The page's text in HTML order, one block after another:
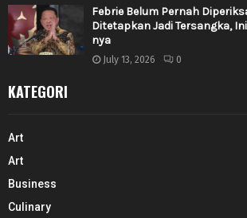
Febrie Belum Pernah
Ditetapkan Jadi Tersangka,
nya
July 13, 2026 0
KATEGORI
Art
Art
Business
Culinary